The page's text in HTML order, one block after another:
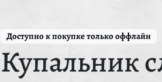
Доступно к покупке только оффлайн
Купальник